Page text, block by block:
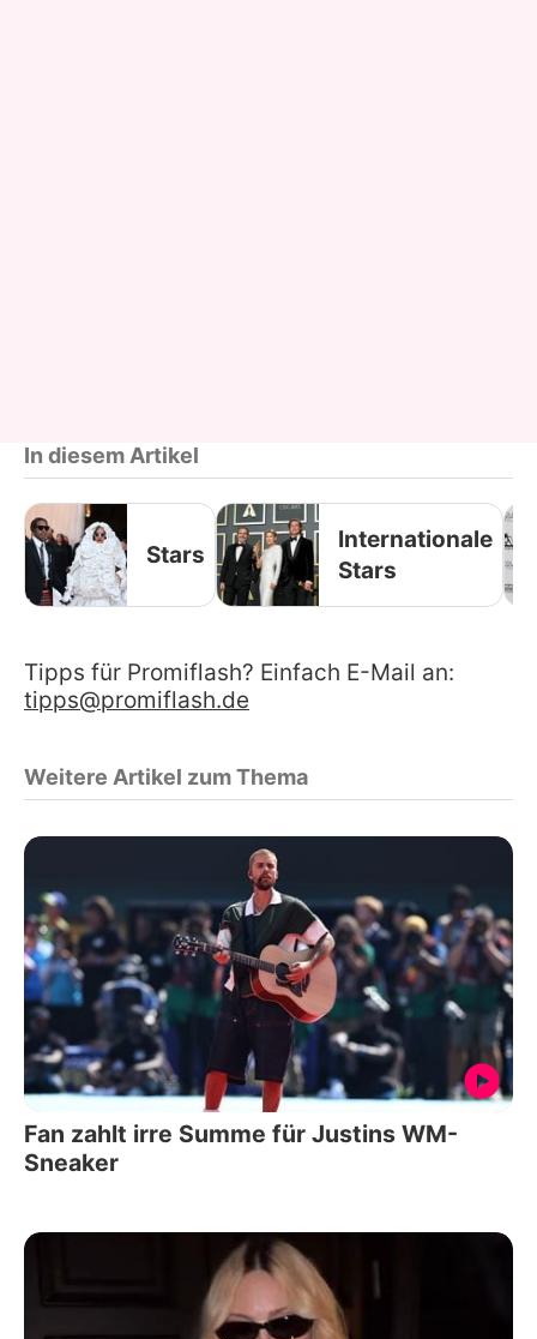
In diesem Artikel
Stars
Internationale
Stars
Tipps für Promiflash? Einfach E-Mail an:
tipps@promiflash.de
Weitere Artikel zum Thema
Fan zahlt irre Summe für Justins WM-
Sneaker